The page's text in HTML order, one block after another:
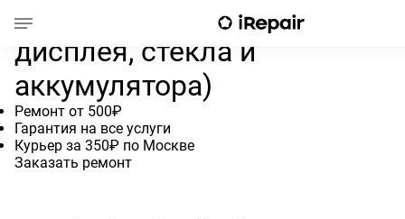
Ремонт iPhone 12 (Замена
дисплея, стекла и
аккумулятора)
Ремонт от 500₽
Гарантия на все услуги
Курьер за 350₽ по Москве
Заказать ремонт